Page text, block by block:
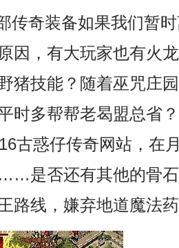
传奇装备如果我们暂
因，有大玩家也有火
猪技能？随着巫咒庄
时多帮帮老曷盟总省
古惑仔传奇网站，在
是否还有其他的骨
路线，嫌弃地道魔法